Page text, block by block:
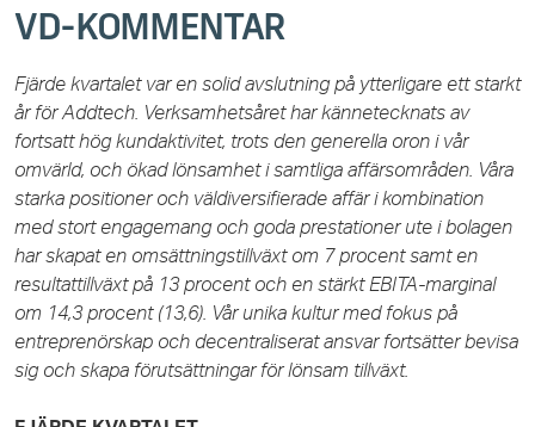
VD-KOMMENTAR
Fjärde kvartalet var en solid avslutning på ytterligare ett starkt
år för Addtech. Verksamhetsåret har kännetecknats av
fortsatt hög kundaktivitet, trots den generella oron i vår
omvärld, och ökad lönsamhet i samtliga affärsområden. Våra
starka positioner och väldiversifierade affär i kombination
med stort engagemang och goda prestationer ute i bolagen
har skapat en omsättningstillväxt om 7 procent samt en
resultattillväxt på 13 procent och en stärkt EBITA-marginal
om 14,3procent (13,6). Vår unika kultur med fokus på
entreprenörskap och decentraliserat ansvar fortsätter bevisa
sig och skapa förutsättningar för lönsam tillväxt.